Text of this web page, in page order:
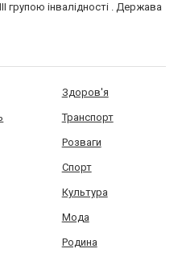
групою інвалідності . Держава
Здоров'я
Транспорт
Розваги
Спорт
Культура
Мода
Родина